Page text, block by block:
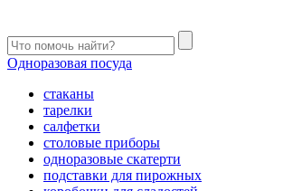
Одноразовая посуда
стаканы
тарелки
салфетки
столовые приборы
одноразовые скатерти
подставки для пирожных